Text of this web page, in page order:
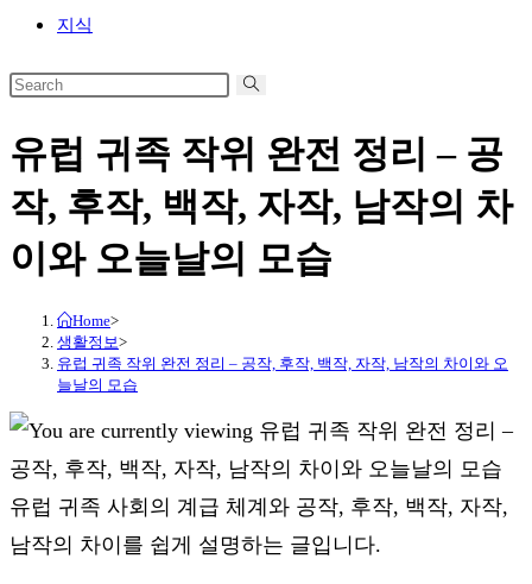
지식
유럽 귀족 작위 완전 정리 – 공
작, 후작, 백작, 자작, 남작의 차
이와 오늘날의 모습
Home>
생활정보>
유럽 귀족 작위 완전 정리 – 공작, 후작, 백작, 자작, 남작의 차이와 오
늘날의 모습
유럽 귀족 사회의 계급 체계와 공작, 후작, 백작, 자작,
남작의 차이를 쉽게 설명하는 글입니다.